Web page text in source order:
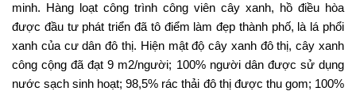
minh. Hàng loạt công trình công viên cây xanh, hồ điều hòa
được đầu tư phát triển đã tô điểm làm đẹp thành phố, là lá phổi
xanh của cư dân đô thị. Hiện mật độ cây xanh đô thị, cây xanh
công cộng đã đạt 9 m2/người; 100% người dân được sử dụng
nước sạch sinh hoạt; 98,5% rác thải đô thị được thu gom; 100%